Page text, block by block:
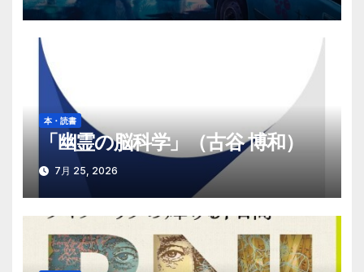
本・読書
「幽霊の脳科学」（古谷 博和）
7月 25, 2026